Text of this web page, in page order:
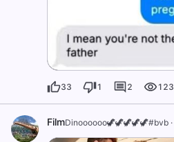
33 1 2 123
FilmDinoooooo🦖🦖🦖🦖🦖#bvb ·